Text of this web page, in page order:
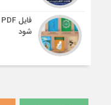
شود